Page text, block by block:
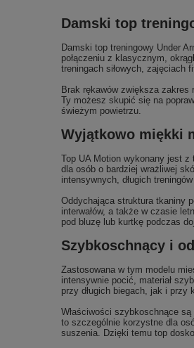
Damski top
Damski top treningowy Under
połączeniu z klasycznym,
treningach siłowych, zajęciach
Brak rękawów zwiększa
Ty możesz skupić się na
świeżym powietrzu.
Wyjątkowo miękki
Top UA Motion wykonany jest z
dla osób o bardziej wrażliwej
intensywnych, długich
Oddychająca struktura tkaniny
interwałów, a także w czasie
pod bluzę lub kurtkę podczas
Szybkoschnący i
Zastosowana w tym modelu
intensywnie pocić, materiał
przy długich biegach, jak i
Właściwości szybkoschnące
to szczególnie korzystne dla
suszenia. Dzięki temu top